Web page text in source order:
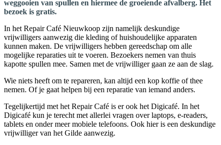
weggooien van spullen en hiermee de groeiende afvalberg. Het
bezoek is gratis.
In het Repair Café Nieuwkoop zijn namelijk deskundige
vrijwilligers aanwezig die kleding of huishoudelijke apparaten
kunnen maken. De vrijwilligers hebben gereedschap om alle
mogelijke reparaties uit te voeren. Bezoekers nemen van thuis
kapotte spullen mee. Samen met de vrijwilliger gaan ze aan de slag.
Wie niets heeft om te repareren, kan altijd een kop koffie of thee
nemen. Of je gaat helpen bij een reparatie van iemand anders.
Tegelijkertijd met het Repair Café is er ook het Digicafé. In het
Digicafé kun je terecht met allerlei vragen over laptops, e-readers,
tablets en onder meer mobiele telefoons. Ook hier is een deskundige
vrijwilliger van het Gilde aanwezig.